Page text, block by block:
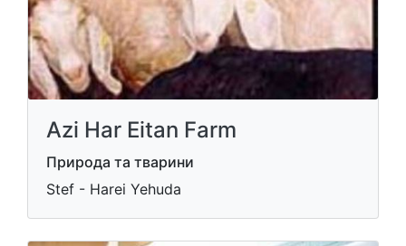
Azi Har Eitan Farm
Природа та тварини
Stef - Harei Yehuda